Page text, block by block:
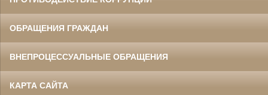
ОБРАЩЕНИЯ ГРАЖДАН
ВНЕПРОЦЕССУАЛЬНЫЕ ОБРАЩЕНИЯ
КАРТА САЙТА